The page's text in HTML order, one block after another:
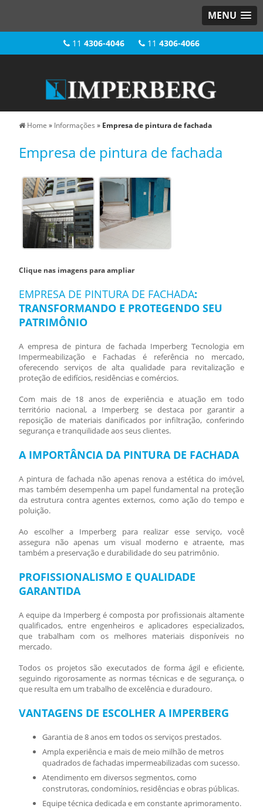
MENU
11 4306-4046 11 4306-4066
Home » Informações» Empresa de pintura de fachada
Empresa de pintura de fachada
Clique nas imagens para ampliar
EMPRESA DE PINTURA DE FACHADA:
TRANSFORMANDO E PROTEGENDO SEU
PATRIMÔNIO
Aempresa de pintura de fachadaImperberg Tecnologia em
Impermeabilização e Fachadas é referência no mercado,
oferecendo serviços de alta qualidade para revitalização e
proteção de edifícios, residências e comércios.
Com mais de 18 anos de experiência e atuação em todo
território nacional, a Imperberg se destaca por garantir a
reposição de materiais danificados por infiltração, conferindo
segurança e tranquilidade aos seus clientes.
A IMPORTÂNCIA DA PINTURA DE FACHADA
A pintura de fachada não apenas renova a estética do imóvel,
mas também desempenha um papel fundamental na proteção
da estrutura contra agentes externos, como ação do tempo e
poluição.
Ao escolher a Imperberg para realizar esse serviço, você
assegura não apenas um visual moderno e atraente, mas
também a preservação e durabilidade do seu patrimônio.
PROFISSIONALISMO E QUALIDADE
GARANTIDA
A equipe da Imperberg é composta por profissionais altamente
qualificados, entre engenheiros e aplicadores especializados,
que trabalham com os melhores materiais disponíveis no
mercado.
Todos os projetos são executados de forma ágil e eficiente,
seguindo rigorosamente as normas técnicas e de segurança, o
que resulta em um trabalho de excelência e duradouro.
VANTAGENS DE ESCOLHER A IMPERBERG
Garantia de 8 anos em todos os serviços prestados.
Ampla experiência e mais de meio milhão de metros
quadrados de fachadas impermeabilizadas com sucesso.
Atendimento em diversos segmentos, como
construtoras, condomínios, residências e obras públicas.
Equipe técnica dedicada e em constante aprimoramento.